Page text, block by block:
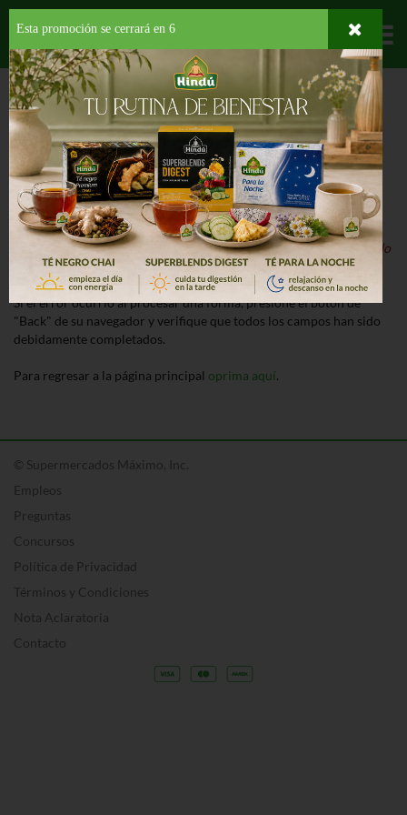
Departamentos
HOME
¡Lo Sentimos!
Nuestro sistema ha detectado un error al procesar la página.
Detalle del Error:El producto que buscas está suspendido o ha sido
descontinuado.
Si el error ocurrió al procesar una forma, presione el botón de
"Back" de su navegador y verifique que todos los campos han sido
debidamente completados.
Para regresar a la página principal oprima aquí.
© Supermercados Máximo, Inc.
Empleos
Preguntas
Concursos
Política de Privacidad
Términos y Condiciones
Nota Aclaratoria
Contacto
Esta promoción se cerrará en 5